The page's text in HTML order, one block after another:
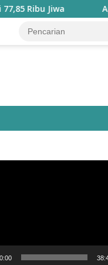
Jiwa Aplikasi